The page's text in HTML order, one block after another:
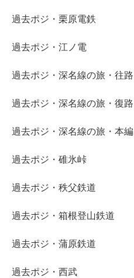
過去ポジ・栗原電鉄
過去ポジ・江ノ電
過去ポジ・深名線の旅・往路
過去ポジ・深名線の旅・復路
過去ポジ・深名線の旅・本編
過去ポジ・碓氷峠
過去ポジ・秩父鉄道
過去ポジ・箱根登山鉄道
過去ポジ・蒲原鉄道
過去ポジ・西武